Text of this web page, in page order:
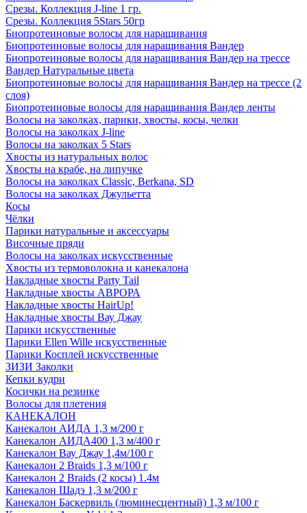
Срезы. Коллекция J-line 1 гр.
Срезы. Коллекция 5Stars 50гр
Биопротеиновые волосы для наращивания
Биопротеиновые волосы для наращивания Вандер
Биопротеиновые волосы для наращивания Вандер на трессе
Вандер Натуральные цвета
Биопротеиновые волосы для наращивания Вандер на трессе (2
слоя)
Биопротеиновые волосы для наращивания Вандер ленты
Волосы на заколках, парики, хвосты, косы, челки
Волосы на заколках J-line
Волосы на заколках 5 Stars
Хвосты из натуральных волос
Хвосты на крабе, на липучке
Волосы на заколках Classic, Berkana, SD
Волосы на заколках Джульетта
Косы
Чёлки
Парики натуральные и аксессуары
Височные пряди
Волосы на заколках искусственные
Хвосты из термоволокна и канекалона
Накладные хвосты Party Tail
Накладные хвосты АВРОРА
Накладные хвосты HairUp!
Накладные хвосты Вау Джау
Парики искусственные
Парики Ellen Wille искусственные
Парики Косплей искусственные
ЗИЗИ Заколки
Кепки кудри
Косички на резинке
Волосы для плетения
КАНЕКАЛОН
Канекалон АИДА 1,3 м/200 г
Канекалон АИДА400 1,3 м/400 г
Канекалон Вау Джау 1,4м/100 г
Канекалон 2 Braids 1,3 м/100 г
Канекалон 2 Braids (2 косы) 1.4м
Канекалон Шадэ 1,3 м/200 г
Канекалон Баскервиль (люминесцентный) 1,3 м/100 г